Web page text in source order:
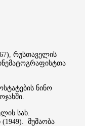
რუსთაველის
ნინო
სახ.
მუშაობა